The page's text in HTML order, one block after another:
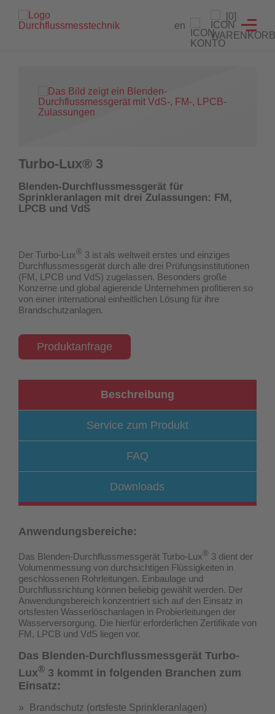
en
[0]
Turbo-Lux® 3
Blenden-Durchflussmessgerät für
Sprinkleranlagen mit drei Zulassungen: FM,
LPCB und VdS
Der Turbo-Lux® 3 ist als weltweit erstes und einziges
Durchflussmessgerät durch alle drei Prüfungsinstitutionen
(FM, LPCB und VdS) zugelassen. Besonders große
Konzerne und global agierende Unternehmen profitieren so
von einer international einheitlichen Lösung für ihre
Brandschutzanlagen.
Produktanfrage
Beschreibung
Service zum Produkt
FAQ
Downloads
Anwendungsbereiche:
Das Blenden-Durchflussmessgerät Turbo-Lux® 3 dient der
Volumenmessung von durchsichtigen Flüssigkeiten in
geschlossenen Rohrleitungen. Einbaulage und
Durchflussrichtung können beliebig gewählt werden. Der
Anwendungsbereich konzentriert sich auf den Einsatz in
ortsfesten Wasserlöschanlagen in Probierleitungen der
Wasserversorgung. Die hierfür erforderlichen Zertifikate von
FM, LPCB und VdS liegen vor.
Das Blenden-Durchflussmessgerät Turbo-
Lux®3 kommt in folgenden Branchen zum
Einsatz:
Brandschutz (ortsfeste Sprinkleranlagen)
Hydrantenprüfgerät Löschwasserversorgung
Wandhydrantenprüfgerät
Durchflussmessgeräte für Sprinkleranlagen
Hydrantenprüfgeräte für die Löschwasserversorgung
UW3 Serie Überwachungsschalter
Maschinistenausbildung
Wartung und Reparatur
Zertifikatsgenerator